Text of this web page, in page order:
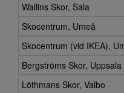
Wallins Skor, Sala
Skocentrum, Umeå
Skocentrum (vid IKEA),
Bergströms Skor, Uppsala
Löthmans Skor, Valbo